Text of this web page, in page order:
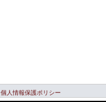
個人情報保護ポリシー